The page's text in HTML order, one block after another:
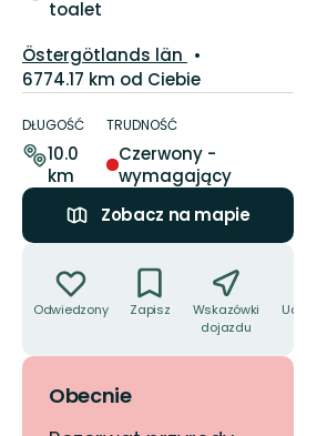
toalet
Województwo:
Östergötlands län
6774.17 km od Ciebie
dotyczące
szlaku
DŁUGOŚĆ
10.0
km
TRUDNOŚĆ
Czerwony -
wymagający
Zobacz na mapie
Odwiedzony Zapisz
Wskazówki
dojazdu
Obecnie